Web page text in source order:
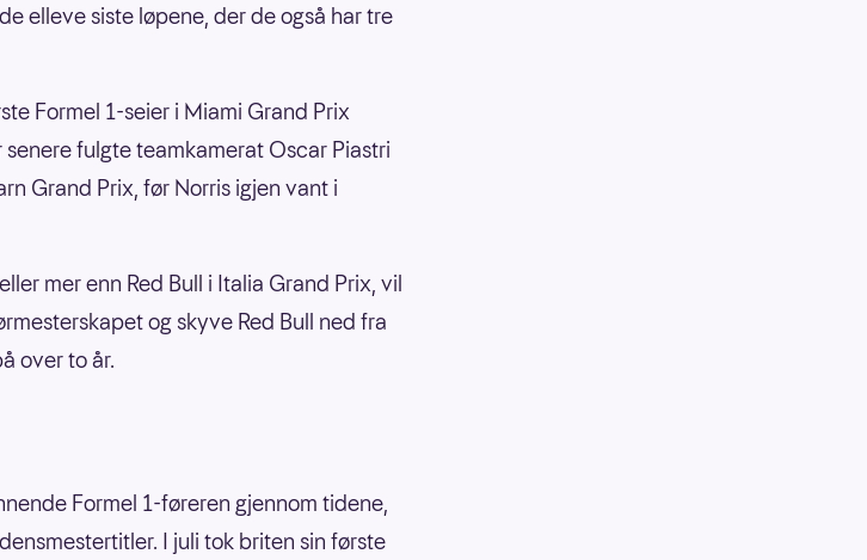
elleve siste løpene, der de også har tre
Formel 1-seier i Miami Grand Prix
fulgte teamkamerat Oscar Piastri
Grand Prix, før Norris igjen vant i
mer enn Red Bull i Italia Grand Prix, vil
og skyve Red Bull ned fra
over to år.
Formel 1-føreren gjennom tidene,
I juli tok briten sin første